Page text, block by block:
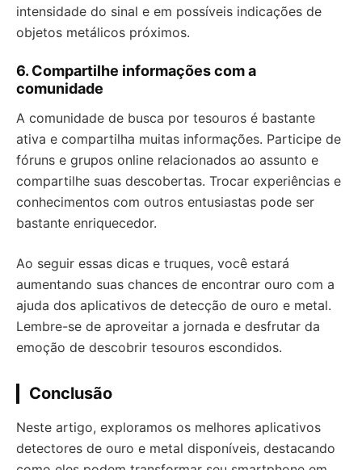
intensidade do sinal e em possíveis indicações de
objetos metálicos próximos.
6. Compartilhe informações com a
comunidade
A comunidade de busca por tesouros é bastante
ativa e compartilha muitas informações. Participe de
fóruns e grupos online relacionados ao assunto e
compartilhe suas descobertas. Trocar experiências e
conhecimentos com outros entusiastas pode ser
bastante enriquecedor.
Ao seguir essas dicas e truques, você estará
aumentando suas chances de encontrar ouro com a
ajuda dos aplicativos de detecção de ouro e metal.
Lembre-se de aproveitar a jornada e desfrutar da
emoção de descobrir tesouros escondidos.
Conclusão
Neste artigo, exploramos os melhores aplicativos
detectores de ouro e metal disponíveis, destacando